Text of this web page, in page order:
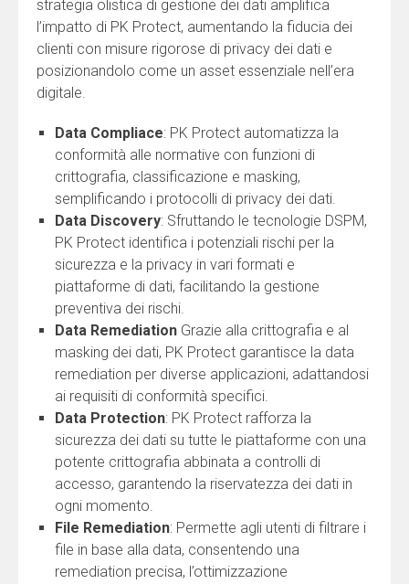
strategia olistica di gestione dei dati amplifica
l’impatto di PK Protect, aumentando la fiducia dei
clienti con misure rigorose di privacy dei dati e
posizionandolo come un asset essenziale nell’era
digitale.
Data Compliace: PK Protect automatizza la
conformità alle normative con funzioni di
crittografia, classificazione e masking,
semplificando i protocolli di privacy dei dati.
Data Discovery: Sfruttando le tecnologie DSPM,
PK Protect identifica i potenziali rischi per la
sicurezza e la privacy in vari formati e
piattaforme di dati, facilitando la gestione
preventiva dei rischi.
Data Remediation Grazie alla crittografia e al
masking dei dati, PK Protect garantisce la data
remediation per diverse applicazioni, adattandosi
ai requisiti di conformità specifici.
Data Protection: PK Protect rafforza la
sicurezza dei dati su tutte le piattaforme con una
potente crittografia abbinata a controlli di
accesso, garantendo la riservatezza dei dati in
ogni momento.
File Remediation: Permette agli utenti di filtrare i
file in base alla data, consentendo una
remediation precisa, l’ottimizzazione